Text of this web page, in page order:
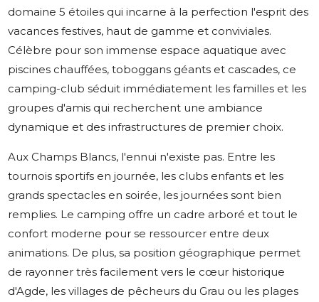
domaine 5 étoiles qui incarne à la perfection l'esprit des
vacances festives, haut de gamme et conviviales.
Célèbre pour son immense espace aquatique avec
piscines chauffées, toboggans géants et cascades, ce
camping-club séduit immédiatement les familles et les
groupes d'amis qui recherchent une ambiance
dynamique et des infrastructures de premier choix.
Aux Champs Blancs, l'ennui n'existe pas. Entre les
tournois sportifs en journée, les clubs enfants et les
grands spectacles en soirée, les journées sont bien
remplies. Le camping offre un cadre arboré et tout le
confort moderne pour se ressourcer entre deux
animations. De plus, sa position géographique permet
de rayonner très facilement vers le cœur historique
d'Agde, les villages de pêcheurs du Grau ou les plages